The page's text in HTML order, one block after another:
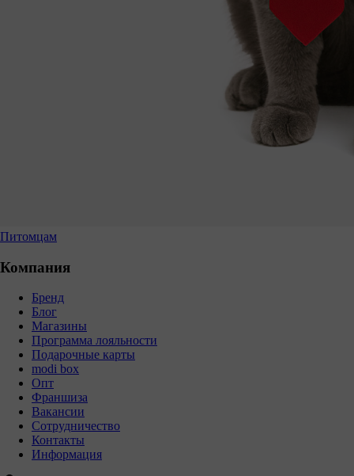
Питомцам
Компания
Бренд
Блог
Магазины
Программа лояльности
Подарочные карты
modi box
Опт
Франшиза
Вакансии
Сотрудничество
Контакты
Информация